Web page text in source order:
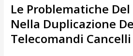
Le Problematiche Del
Nella Duplicazione
Telecomandi Cancelli